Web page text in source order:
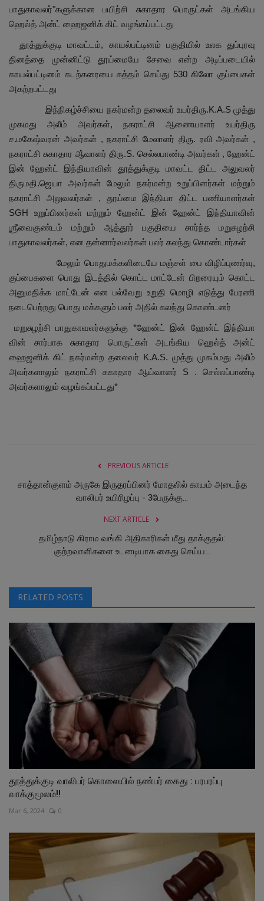
பாதுகாவலர்"களுக்கான பயிற்சி சுகாதார பொருட்கள் அடங்கிய
ஹெல்த் அன்ட் ஹைஜனிக் கிட் வழங்கப்பட்டது
தூத்துக்குடி மாவட்டம், காயல்பட்டினம் பகுதியில் உலக துப்புரவு
தினத்தை முன்னிட்டு தூய்மையே சேவை என்ற அடிப்படையில்
காயல்பட்டினம் கடற்கரையை சுத்தம் செய்து 530 கிலோ குப்பைகள்
அகற்றபட்டது
இந்நிகழ்ச்சியை நகர்மன்ற தலைவர் உயர்திரு.K.A.S முத்து
முகமது அலீம் அவர்கள், நகராட்சி ஆணையாளர் உயர்திரு
ச.மகேஷ்வரன் அவர்கள் , நகராட்சி மேலாளர் திரு. ரவி அவர்கள் ,
நகராட்சி சுகாதார ஆ்வாளர் திரு.S. செல்லபாண்டி அவர்கள் , ஹேன்ட்
இன் ஹேன்ட் இந்தியாவின் தூத்துக்குடி மாவட்ட திட்ட அலுவலர்
திருமதி.ஜெயா அவர்கள் மேலும் நகர்மன்ற உறுப்பினர்கள் மற்றும்
நகராட்சி அலுவலர்கள் , தூய்மை இந்தியா திட்ட பணியாளர்கள்
SGH உறுப்பினர்கள் மற்றும் ஹேன்ட் இன் ஹேன்ட் இந்தியாவின்
ஶ்ரீவைகுண்டம் மற்றும் ஆத்தூர் பகுதியை சார்ந்த மறுசுழற்சி
பாதுகாவலர்கள், என தன்னார்வலர்கள் பலர் கலந்து கொண்டார்கள்
மேலும் பொதுமக்களிடையே மஞ்சள் பை விழிப்புணர்வு,
குப்பைகளை பொது இடத்தில் கொட்ட மாட்டேன் பிறரையும் கொட்ட
அனுமதிக்க மாட்டேன் என பல்வேறு உறுதி மொழி எடுத்து பேரணி
நடைபெற்றது பொது மக்களும் பலர் அதில் கலந்து கொண்டனர்
மறுசுழற்சி பாதுகாவலர்களுக்கு *ஹேன்ட் இன் ஹேன்ட் இந்தியா
வின் சார்பாக சுகாதார பொருட்கள் அடங்கிய ஹெல்த் அன்ட்
ஹைஜனிக் கிட் நகர்மன்ற தலைவர் K.A.S. முத்து முகம்மது அலீம்
அவர்களாலும் நகராட்சி சுகாதார ஆய்வாளர் S . செல்லப்பாண்டி
அவர்களாலும் வழங்கப்பட்டது*
PREVIOUS ARTICLE
சாத்தான்குளம் அருகே இருதரப்பினர் மோதலில் காயம் அடைந்த
வாலிபர் உயிரிழப்பு - 3பேருக்கு...
NEXT ARTICLE
தமிழ்நாடு கிராம வங்கி அதிகாரிகள் மீது தாக்குதல்:
குற்றவாளிகளை உடனடியாக கைது செய்ய...
RELATED POSTS
தூத்துக்குடி வாலிபர் கொலையில் நண்பர் கைது : பரபரப்பு
வாக்குமூலம்!!
Mar 6, 2024 0